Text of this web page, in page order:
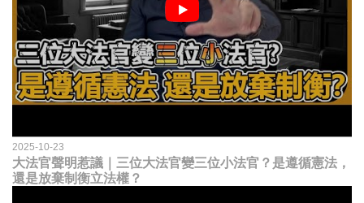
2025-10-23
大法官聲明惹議｜三位大法官變三位小法官？是遵循憲法，
還是放棄制衡立法權？